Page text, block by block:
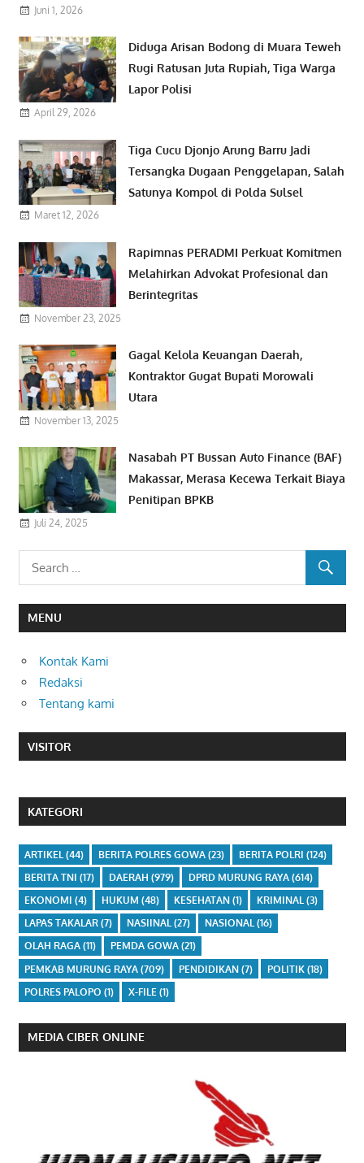
Juni 1, 2026
Diduga Arisan Bodong di Muara Teweh
Rugi Ratusan Juta Rupiah, Tiga Warga
Lapor Polisi
April 29, 2026
Tiga Cucu Djonjo Arung Barru Jadi
Tersangka Dugaan Penggelapan, Salah
Satunya Kompol di Polda Sulsel
Maret 12, 2026
Rapimnas PERADMI Perkuat Komitmen
Melahirkan Advokat Profesional dan
Berintegritas
November 23, 2025
Gagal Kelola Keuangan Daerah,
Kontraktor Gugat Bupati Morowali
Utara
November 13, 2025
Nasabah PT Bussan Auto Finance (BAF)
Makassar, Merasa Kecewa Terkait Biaya
Penitipan BPKB
Juli 24, 2025
MENU
Kontak Kami
Redaksi
Tentang kami
VISITOR
KATEGORI
ARTIKEL (44) BERITA POLRES GOWA(23) BERITA POLRI (124)
BERITA TNI (17) DAERAH (979) DPRD MURUNG RAYA(614)
EKONOMI (4) HUKUM (48) KESEHATAN(1) KRIMINAL(3)
LAPAS TAKALAR(7) NASIINAL(27) NASIONAL(16)
OLAH RAGA(11) PEMDA GOWA(21)
PEMKAB MURUNG RAYA(709) PENDIDIKAN(7) POLITIK(18)
POLRES PALOPO (1) X-FILE (1)
MEDIA CIBER ONLINE